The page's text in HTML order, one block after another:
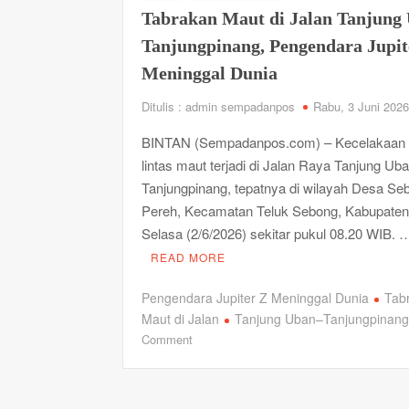
Warga Semarakkan HUT Ke-81 RI
Progres 80 Persen, Rehab Rumah Tidak
Satresnarkoba Polresta Tanjungpinang
Ditangkap dan Dua WNA Diburu
Keluarga David Setiawan Donasikan Mobil
Perkuat Pelayanan Sosial bagi Masyarakat
Kapal Pompong Terbalik Usai Bertolak dari
Tabrakan Maut di Jalan Tanjung
Tanjungpinang, Pengendara
Meninggal Dunia
Ditulis : admin sempadanpos Rabu, 3 Juni
BINTAN (Sempadanpos.com) – Kecelakaan
lintas maut terjadi di Jalan Raya Tanjung
Tanjungpinang, tepatnya di wilayah Desa
Pereh, Kecamatan Teluk Sebong,
Selasa (2/6/2026) sekitar pukul 08.20 WIB.
READ MORE
Pengendara Jupiter Z Meninggal Dunia
Maut di Jalan
Tanjung Uban–Tanjungpinang
Commenton